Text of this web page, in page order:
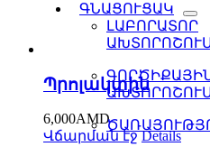
ԳՆԱՑՈՒՑԱԿ
ԼԱԲՈՐԱՏՈՐ
Պրոլակտին
6,000AMD
Վճարման էջ Details